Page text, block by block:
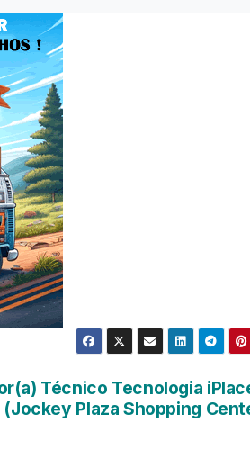
Técnico Tecnologia
(Jockey Plaza Shopping